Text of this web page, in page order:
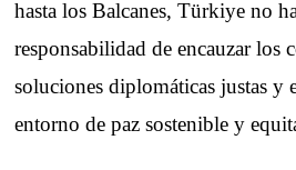
hasta los Balcanes, Türkiye no
responsabilidad de encauzar los
soluciones diplomáticas justas y
entorno de paz sostenible y